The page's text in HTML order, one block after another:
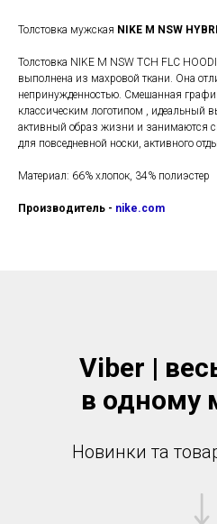
Толстовка мужская NIKE M NSW
Толстовка NIKE M NSW TCH FLC
выполнена из махровой ткани. Она
непринужденностью. Смешанная
классическим логотипом , идеальный
активный образ жизни и занимаются
для повседневной носки, активного
Материал: 66% хлопок, 34% полиэстер
Производитель - nike.com
Viber |
в одному
Новинки та